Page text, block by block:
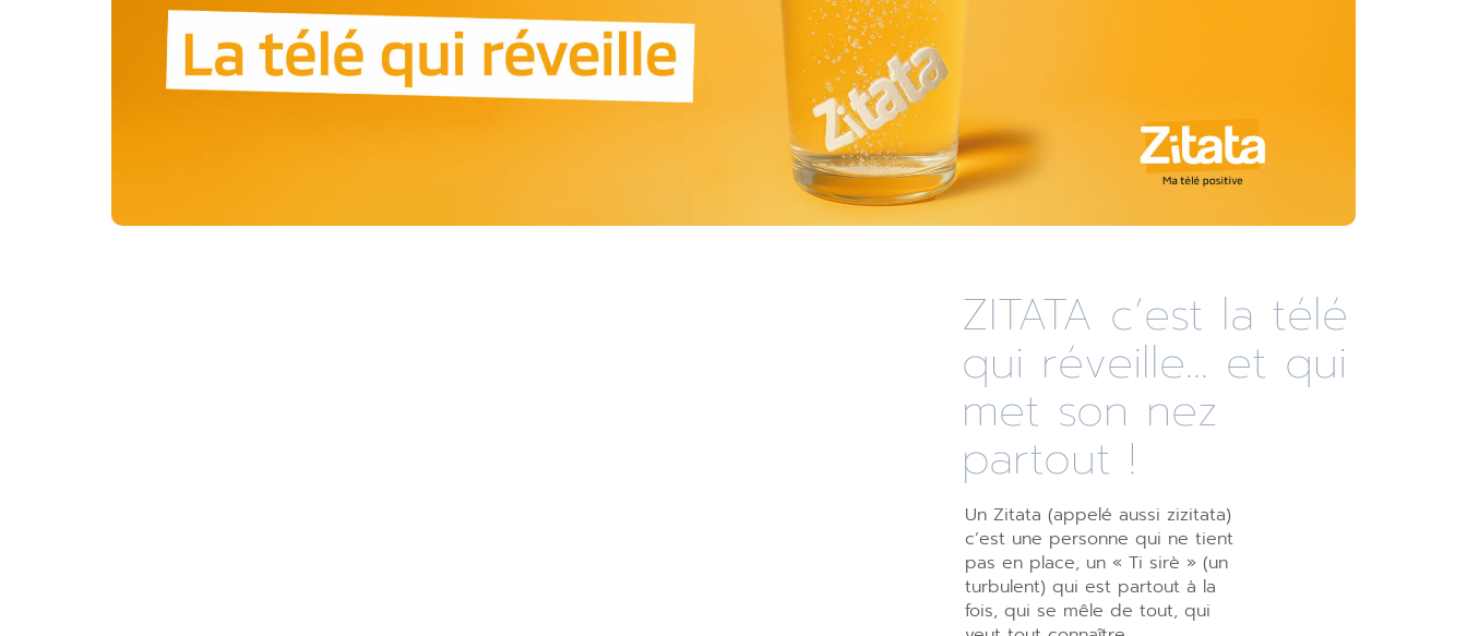
ZITATA c’est la télé
qui réveille... et qui
met son nez
partout !
Un Zitata (appelé aussi zizitata)
c’est une personne qui ne tient
pas en place, un « Ti sirè » (un
turbulent) qui est partout à la
fois, qui se mêle de tout, qui